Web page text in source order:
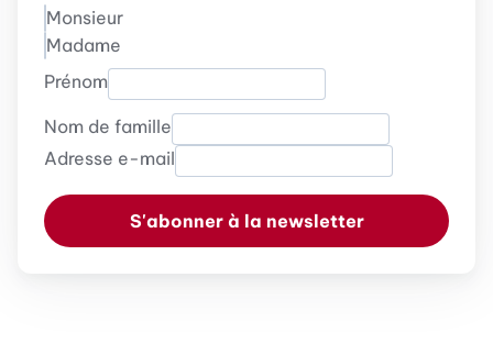
Monsieur
Madame
Prénom
Nom de famille
Adresse e-mail
S'abonner à la newsletter